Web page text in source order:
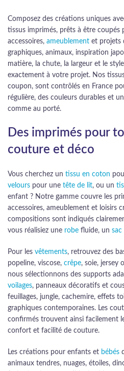
Composez des créations uniques
tissus imprimés, prêts à être coupés
accessoires, ameublement et projets
graphiques, animaux, inspiration
matière, la chute, la largeur et le
exactement à votre projet. Nos
coupon, sont contrôlés en France
régulière, des couleurs durables et
comme au porté.
Des imprimés pour
couture et déco
Vous cherchez un tissu en coton
velours pour une tête de lit, ou un
enfant ? Notre gamme couvre les
accessoires, ameublement et loisirs
compositions sont indiqués
vous réalisiez une robe fluide, un sac
Pour les vêtements, retrouvez des
popeline, viscose, crêpe, soie, jersey
nous sélectionnons des supports
voilages, panneaux décoratifs et
feuillages, jungle, cachemire, effets
graphiques contemporaines. Les
confirmés trouvent ainsi facilement
confort et facilité de couture.
Les créations pour enfants et bébés
animaux tendres, nuages, étoiles,